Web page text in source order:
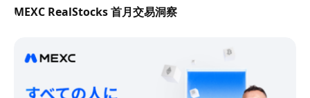
MEXC RealStocks 首月交易洞察